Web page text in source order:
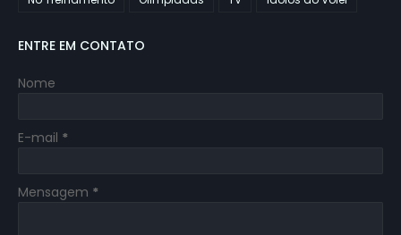
ENTRE EM CONTATO
Nome
E-mail *
Mensagem *